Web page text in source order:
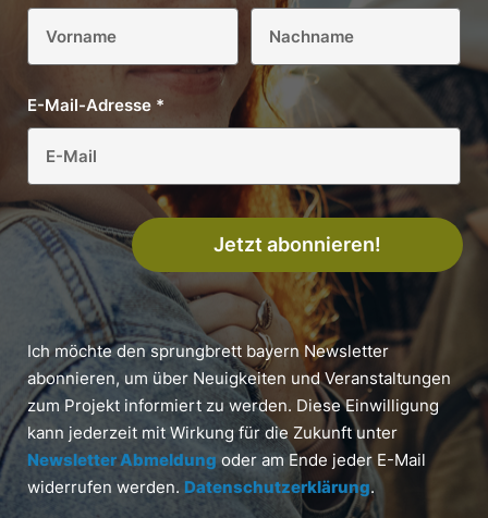
E-Mail-Adresse *
Jetzt abonnieren!
Ich möchte den sprungbrett bayern Newsletter
abonnieren, um über Neuigkeiten und Veranstaltungen
zum Projekt informiert zu werden. Diese Einwilligung
kann jederzeit mit Wirkung für die Zukunft unter
Newsletter Abmeldung oder am Ende jeder E-Mail
widerrufen werden. Datenschutzerklärung.